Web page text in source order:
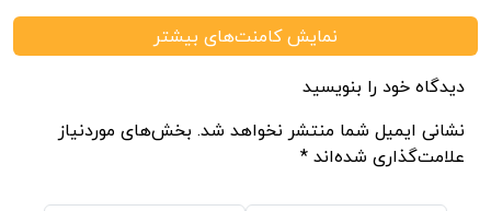
نمایش کامنت‌های بیشتر
دیدگاه خود را بنویسید
نشانی ایمیل شما منتشر نخواهد شد. بخش‌های موردنیاز
علامت‌گذاری شده‌اند *